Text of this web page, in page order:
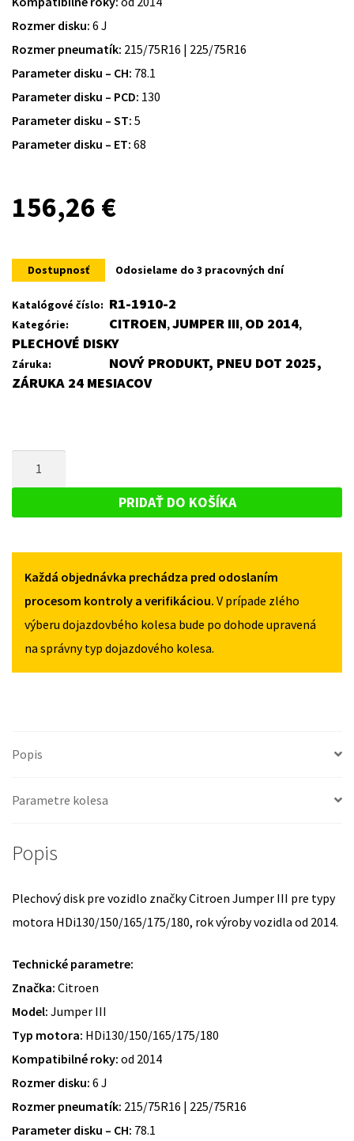
Rozmer disku: 6 J
Rozmer pneumatík: 215/75R16 | 225/75R16
Parameter disku – CH: 78.1
Parameter disku – PCD: 130
Parameter disku – ST: 5
Parameter disku – ET: 68
156,26 €
Dostupnosť Odosielame do 3 pracovných dní
Katalógové číslo: R1-1910-2
Kategórie: CITROEN,JUMPER III, OD 2014,
PLECHOVÉ DISKY
Záruka:
NOVÝ PRODUKT, PNEU DOT 2025,
ZÁRUKA 24 MESIACOV
PLECHOVÝ
PRE
JUMPER
OD
2014
PRIDAŤ DO KOŠÍKA
Každá objednávka prechádza pred odoslaním
procesom kontroly a verifikáciou. V prípade zlého
výberu dojazdovbého kolesa bude po dohode upravená
na správny typ dojazdového kolesa.
Popis
Parametre kolesa
Popis
Plechový disk pre vozidlo značky Citroen Jumper III pre typy
motora HDi130/150/165/175/180, rok výroby vozidla od 2014.
Technické parametre:
Značka: Citroen
Model: Jumper III
Typ motora: HDi130/150/165/175/180
Kompatibilné roky: od 2014
Rozmer disku: 6 J
Rozmer pneumatík: 215/75R16 | 225/75R16
Parameter disku – CH: 78.1